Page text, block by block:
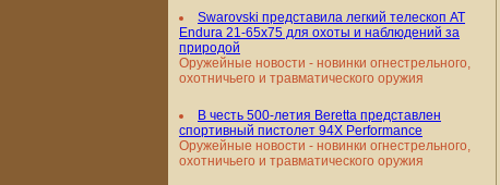
Swarovski представила легкий телескоп AT
Endura 21-65x75 для охоты и наблюдений за
природой
Оружейные новости - новинки огнестрельного,
охотничьего и травматического оружия
В честь 500-летия Beretta представлен
спортивный пистолет 94X Performance
Оружейные новости - новинки огнестрельного,
охотничьего и травматического оружия